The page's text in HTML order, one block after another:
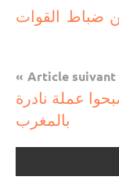
ضباط القوات
Article suivant
عملة نادرة
بالمغرب